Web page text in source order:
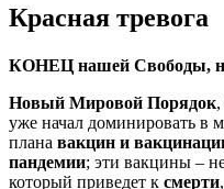
Красная тревога
КОНЕЦ нашей Свободы,
Новый Мировой Порядок
уже начал доминировать в
плана вакцин и
пандемии; эти вакцины –
который приведет к смерти,